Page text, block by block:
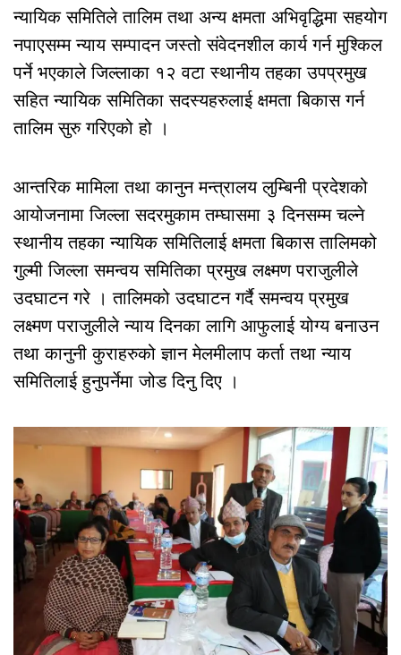
न्यायिक समितिले तालिम तथा अन्य क्षमता अभिवृद्धिमा सहयोग
नपाएसम्म न्याय सम्पादन जस्तो संवेदनशील कार्य गर्न मुश्किल
पर्ने भएकाले जिल्लाका १२ वटा स्थानीय तहका उपप्रमुख
सहित न्यायिक समितिका सदस्यहरुलाई क्षमता बिकास गर्न
तालिम सुरु गरिएको हो ।
आन्तरिक मामिला तथा कानुन मन्त्रालय लुम्बिनी प्रदेशको
आयोजनामा जिल्ला सदरमुकाम तम्घासमा ३ दिनसम्म चल्ने
स्थानीय तहका न्यायिक समितिलाई क्षमता बिकास तालिमको
गुल्मी जिल्ला समन्वय समितिका प्रमुख लक्ष्मण पराजुलीले
उदघाटन गरे । तालिमको उदघाटन गर्दै समन्वय प्रमुख
लक्ष्मण पराजुलीले न्याय दिनका लागि आफुलाई योग्य बनाउन
तथा कानुनी कुराहरुको ज्ञान मेलमीलाप कर्ता तथा न्याय
समितिलाई हुनुपर्नेमा जोड दिनु दिए ।